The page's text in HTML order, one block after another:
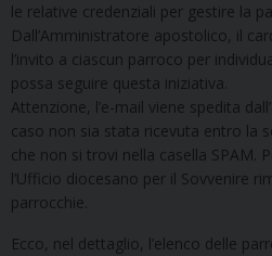
le relative credenziali per gestire la
Dall’Amministratore apostolico, il
l’invito a ciascun parroco per
possa seguire questa iniziativa.
Attenzione, l’e-mail viene spedita
caso non sia stata ricevuta entro la
che non si trovi nella casella SPAM.
l’Ufficio diocesano per il Sovvenire
parrocchie.
Ecco, nel dettaglio, l’elenco delle